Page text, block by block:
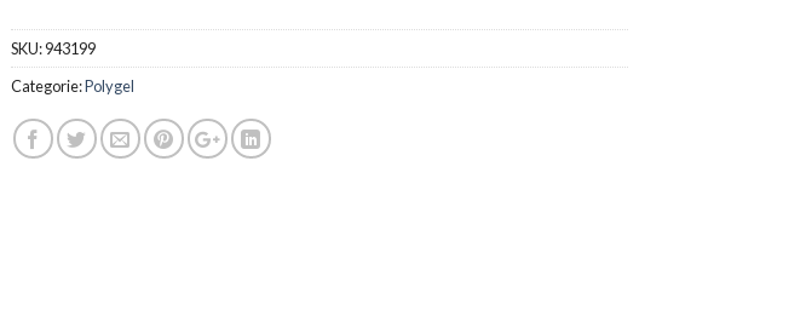
SKU:943199
Categorie:Polygel